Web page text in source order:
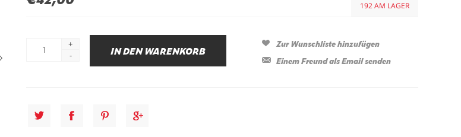
192 AM LAGER
+
-